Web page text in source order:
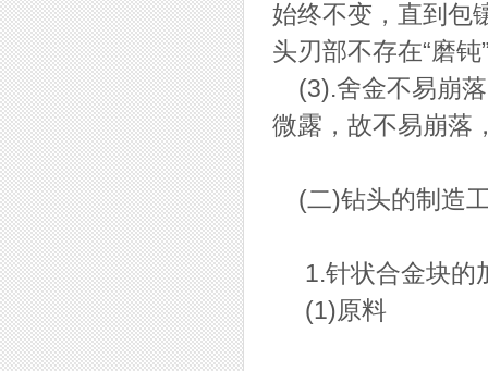
始终不变，直到包
头刃部不存在“磨
(3).舍金不易崩落
微露，故不易崩落
(二)钻头的制造
1.针状合金块的
(1)原料